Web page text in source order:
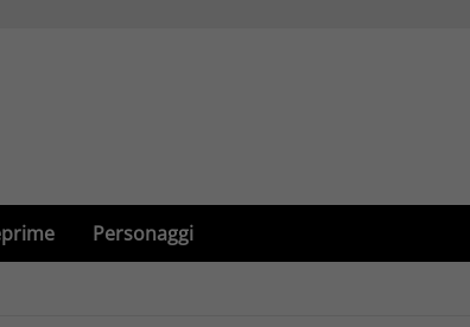
Personaggi